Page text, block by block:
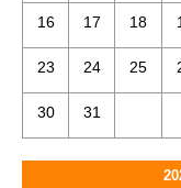
16 17 18
23 24 25
30 31